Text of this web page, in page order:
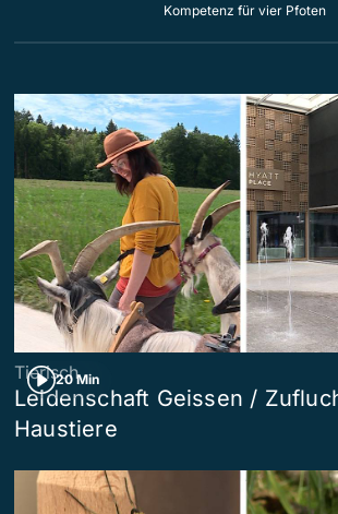
Kompetenz für vier Pfoten
20 Min
Tierisch
Leidenschaft Geissen /
Haustiere